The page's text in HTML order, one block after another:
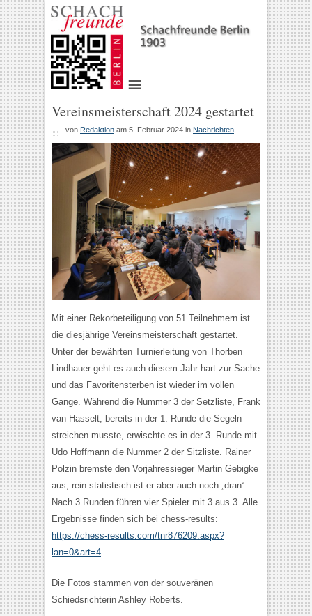
Vereinsmeisterschaft 2024 gestartet
von Redaktion am 5. Februar 2024 in Nachrichten
Mit einer Rekorbeteiligung von 51 Teilnehmern ist
die diesjährige Vereinsmeisterschaft gestartet.
Unter der bewährten Turnierleitung von Thorben
Lindhauer geht es auch diesem Jahr hart zur Sache
und das Favoritensterben ist wieder im vollen
Gange. Während die Nummer 3 der Setzliste, Frank
van Hasselt, bereits in der 1. Runde die Segeln
streichen musste, erwischte es in der 3. Runde mit
Udo Hoffmann die Nummer 2 der Sitzliste. Rainer
Polzin bremste den Vorjahressieger Martin Gebigke
aus, rein statistisch ist er aber auch noch „dran“.
Nach 3 Runden führen vier Spieler mit 3 aus 3. Alle
Ergebnisse finden sich bei chess-results:
https://chess-results.com/tnr876209.aspx?
lan=0&art=4
Die Fotos stammen von der souveränen
Schiedsrichterin Ashley Roberts.